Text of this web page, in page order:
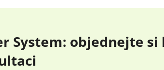
System: objednejte